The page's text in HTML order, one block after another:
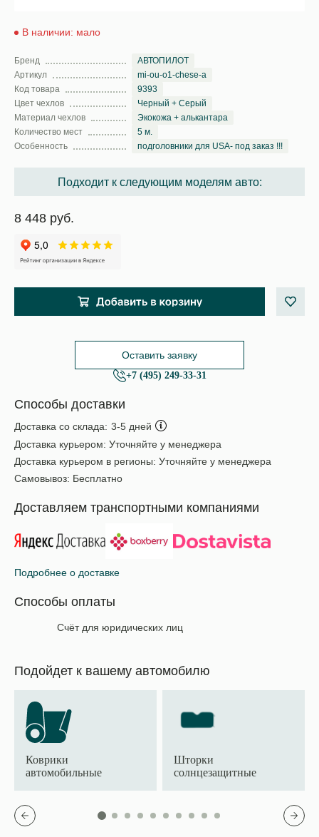
В наличии: мало
Бренд
АВТОПИЛОТ
Артикул
mi-ou-o1-chese-a
Код товара
9393
Цвет чехлов
Черный + Серый
Материал чехлов
Экокожа + алькантара
Количество мест
5 м.
Особенность
подголовники для USA- под заказ !!!
Подходит к следующим моделям авто:
8 448 руб.
Оставить заявку
+7 (495) 249-33-31
Способы доставки
Доставка со склада: 3-5 дней
Доставка курьером: Уточняйте у менеджера
Доставка курьером в регионы: Уточняйте у менеджера
Самовывоз: Бесплатно
Доставляем транспортными компаниями
Подробнее о доставке
Способы оплаты
Счёт для юридических лиц
Подойдет к вашему автомобилю
Коврики
автомобильные
Шторки
солнцезащитные